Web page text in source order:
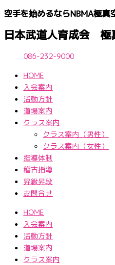
容
を
ス
空手を始めるならNBМA極真
日本武道人育成会 極
086-232-9000
HOME
入会案内
活動方針
道場案内
クラス案内
クラス案内（男性）
クラス案内（女性）
指導体制
稽古指導
昇級昇段
お問合せ
HOME
入会案内
活動方針
道場案内
クラス案内